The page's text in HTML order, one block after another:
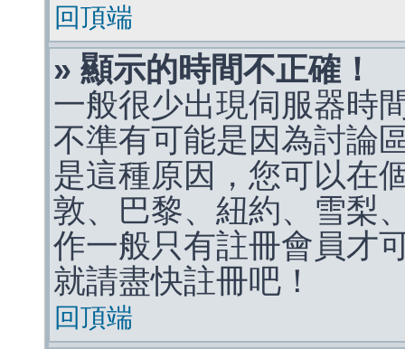
回頂端
» 顯示的時間不正確！
一般很少出現伺服器時
不準有可能是因為討論
是這種原因，您可以在
敦、巴黎、紐約、雪梨
作一般只有註冊會員才
就請盡快註冊吧！
回頂端